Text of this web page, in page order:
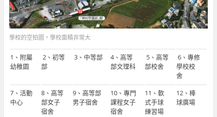
學校的空拍圖，學校面積非常大
1、附屬
幼稚園
2、初等
部
3、中等部
4、高等
部文理科
5、高等
部校舍
6、專修
學校校
舍
7、活動
中心
8、高等
部女子
宿舍
9、高等部
男子宿舍
10、專門
課程女子
宿舍
11、軟
式手球
練習場
12、棒
球廣場